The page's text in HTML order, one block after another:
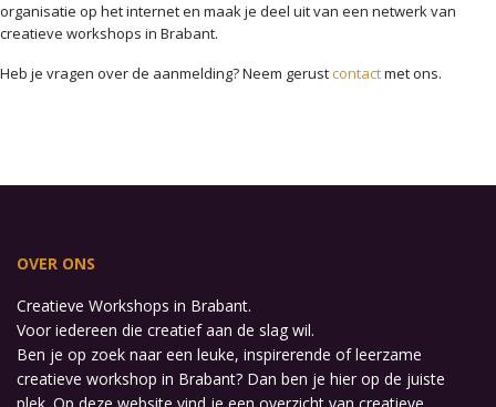
organisatie op het internet en maak je deel uit van een netwerk van
creatieve workshops in Brabant.
Heb je vragen over de aanmelding? Neem gerustcontactmet ons.
OVER ONS
Creatieve Workshops in Brabant.
Voor iedereen die creatief aan de slag wil.
Ben je op zoek naar een leuke, inspirerende of leerzame
creatieve workshop in Brabant? Dan ben je hier op de juiste